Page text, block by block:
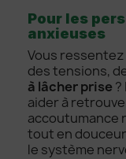
Pour les
anxieuses
Vous
des tensions,
à lâcher prise ?
aider à
accoutumance
tout en
le système